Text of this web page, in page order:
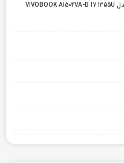
لپ تاپ ایسوس 15.6 اینچی مدل VIVOBOOK A1504VA-B I7 1355U